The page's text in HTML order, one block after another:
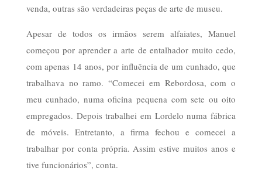
venda, outras são verdadeiras peças de arte de museu.
Apesar de todos os irmãos serem alfaiates, Manuel
começou por aprender a arte de entalhador muito cedo,
com apenas 14 anos, por influência de um cunhado, que
trabalhava no ramo. “Comecei em Rebordosa, com o
meu cunhado, numa oficina pequena com sete ou oito
empregados. Depois trabalhei em Lordelo numa fábrica
de móveis. Entretanto, a firma fechou e comecei a
trabalhar por conta própria. Assim estive muitos anos e
tive funcionários”, conta.